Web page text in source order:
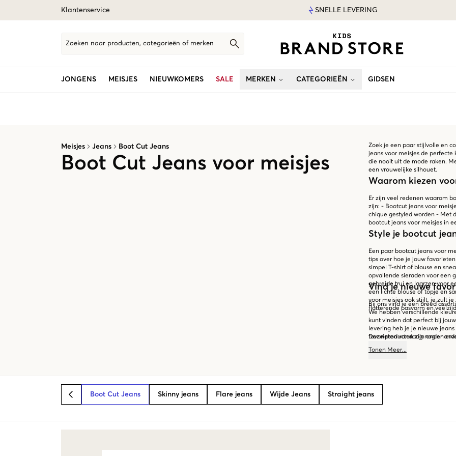
Klantenservice SNELLE LEVERING
Zoeken naar producten, categorieën of merken
JONGENS MEISJES NIEUWKOMERS SALE MERKEN CATEGORIEËN GIDSEN
Meisjes Jeans Boot Cut Jeans
Boot Cut Jeans voor meisjes
Zoek je een paar stijlvolle en
jeans voor meisjes de perfecte
die nooit uit de mode raken.
een vrouwelijke silhouet.
Waarom kiezen
Er zijn veel redenen waarom
zijn: - Bootcut jeans voor
chique gestyled worden - Met
bootcut jeans voor meisjes in
Style je bootcut
Een paar bootcut jeans voor
tips over hoe je jouw
simpel T-shirt of blouse en
opvallende sieraden voor een
gebreide trui en laarzen voor
een lichte blouse of topje en
voor meisjes ook stijlt, je zult
flatterende pasvorm en
Vind je nieuwe
Bij ons vind je een breed
We hebben verschillende
kunt vinden dat perfect bij
levering heb je je nieuwe
favorieten vandaag nog en
Deze producten zijn onder
Tonen Meer...
BACK Boot Cut Jeans Skinny jeans Flare jeans Wijde Jeans Straight jeans